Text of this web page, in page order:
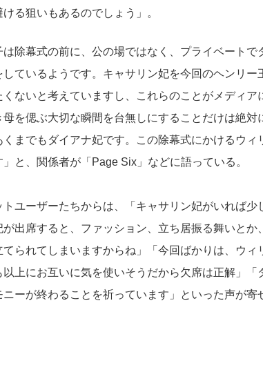
る狙いもあるのでしょう」。
は除幕式の前に、公の場ではなく、プライベートで
しているようです。キャサリン妃を今回のヘンリー
ないと考えていますし、これらのことがメディア
母を偲ぶ大切な瞬間を台無しにすることだけは絶対
くまでもダイアナ妃です。この除幕式にかけるウィ
と、関係者が「Page Six」などに語っている。
トユーザーたちからは、「キャサリン妃がいれば少
が出席すると、ファッション、立ち居振る舞いとか
てられてしまいますからね」「今回ばかりは、ウィ
以上にお互いに気を使いそうだから欠席は正解」「
ニーが終わることを祈っています」といった声が寄